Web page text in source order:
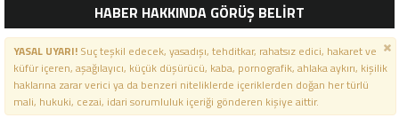
HABER HAKKINDA GÖRÜŞ BELİRT
YASAL UYARI!Suç teşkil edecek, yasadışı, tehditkar, rahatsız edici, hakaret ve
küfür içeren, aşağılayıcı, küçük düşürücü, kaba, pornografik, ahlaka aykırı, kişilik
haklarına zarar verici ya da benzeri niteliklerde içeriklerden doğan her türlü
mali, hukuki, cezai, idari sorumluluk içeriği gönderen kişiye aittir.